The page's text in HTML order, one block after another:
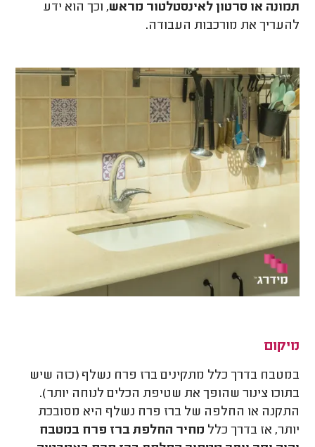
תמונה או סרטון לאינסטלטור מראש, וכך הוא ידע
להעריך את מורכבות העבודה.
מיקום
במטבח בדרך כלל מתקינים ברז פרח נשלף (כזה שיש
בתוכו צינור שהופך את שטיפת הכלים לנוחה יותר).
התקנה או החלפה של ברז פרח נשלף היא מסובכת
יותר, אז בדרך כלל מחיר החלפת ברז פרח במטבח